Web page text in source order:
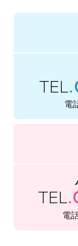
TEL
電
TEL
電